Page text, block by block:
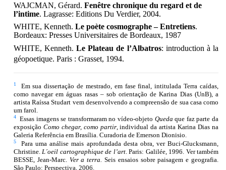
WAJCMAN, Gérard. Fenêtre chronique du regard et de
l’intime. Lagrasse: Editions Du Verdier, 2004.
WHITE, Kenneth. Le poète cosmographe – Entretiens.
Bordeaux: Presses Universitaires de Bordeaux, 1987
WHITE, Kenneth.Le Plateau de l’Albatros: introduction à la
géopoetique. Paris : Grasset, 1994.
1Em sua dissertação de mestrado, em fase final, intitulada Terra caídas,
como navegar em águas rasas – sob orientação de Karina Dias (UnB), a
artista Raíssa Studart vem desenvolvendo a compreensão de sua casa como
um farol.
4Essas imagens se transformaram no vídeo-objeto Queda que faz parte da
exposição Como chegar, como partir, individual da artista Karina Dias na
Galeria Referência em Brasília. Curadoria de Emerson Dionisio.
5Para uma análise mais aprofundada desta obra, ver Buci-Glucksmann,
Christine. L´oeil cartographique de l’art. Paris: Galilée, 1996. Ver também
BESSE, Jean-Marc. Ver a terra. Seis ensaios sobre paisagem e geografia.
São Paulo: Perspectiva, 2006.